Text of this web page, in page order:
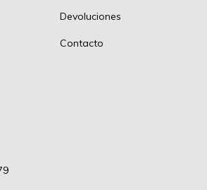
Devoluciones
Contacto